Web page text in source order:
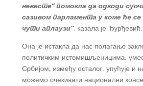
невесте“ помогла да одгоди
сазивом парламента у коме ће
чути аплаузи“, казала је Ђурђевић.
Она је истакла да нас полагање
политичким истомишљеницима,
Србијом, између осталог, упућује и
можемо очекивати национални